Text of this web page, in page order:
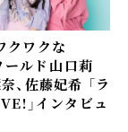
クワクな
ルド――山口莉
、佐藤妃希 「ラ
」インタビュ